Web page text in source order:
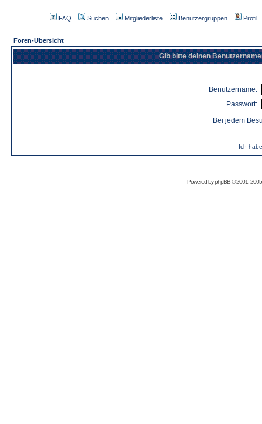
FAQ Suchen Mitgliederliste Benutzergruppen Profil
Foren-Übersicht
Gib bitte deinen
Benutzername:
Passwort:
Bei jedem
Ich
Powered byphpBB© 2001,